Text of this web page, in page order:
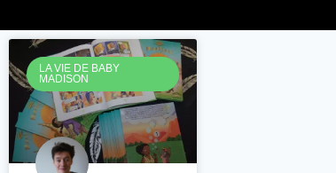
LA VIE DE BABY
MADISON